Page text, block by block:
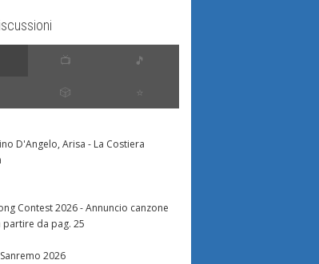
📺 🎵
🎲 ⭐️
D'Angelo, Arisa - La Costiera
Contest 2026 - Annuncio canzone
partire da pag. 25
2026